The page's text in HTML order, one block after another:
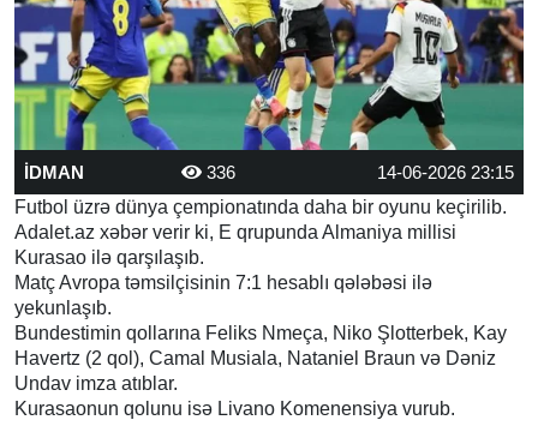
İDMAN 336
14-06-2026 23:15
Futbol üzrə dünya çempionatında daha bir oyunu keçirilib.
Adalet.az xəbər verir ki, E qrupunda Almaniya millisi
Kurasao ilə qarşılaşıb.
Matç Avropa təmsilçisinin 7:1 hesablı qələbəsi ilə
yekunlaşıb.
Bundestimin qollarına Feliks Nmeça, Niko Şlotterbek, Kay
Havertz (2 qol), Camal Musiala, Nataniel Braun və Dəniz
Undav imza atıblar.
Kurasaonun qolunu isə Livano Komenensiya vurub.